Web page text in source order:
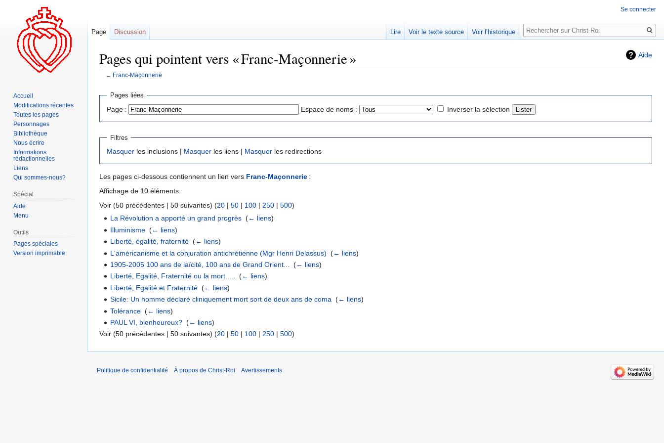
Aide
Pages qui pointent vers « Franc-Maçonnerie »
← Franc-Maçonnerie
Aller
navigation
Aller
recherche
Pages liées
Page : Espace de noms : Inverser la sélection
Filtres
Masquer les inclusions | Masquer les liens | Masquer les redirections
Les pages ci-dessous contiennent un lien vers Franc-Maçonnerie :
Affichage de 10 éléments.
Voir (50 précédentes | 50 suivantes) (20 | 50 | 100 | 250 | 500)
La Révolution a apporté un grand progrès ‎(← liens)
Illuminisme ‎(← liens)
Liberté, égalité, fraternité ‎(← liens)
L'américanisme et la conjuration antichrétienne (Mgr Henri Delassus) ‎(← liens)
1905-2005 100 ans de laïcité, 100 ans de Grand Orient...
‎(← liens)
Liberté, Egalité, Fraternité ou la mort..... ‎(← liens)
Liberté, Egalité et Fraternité ‎(← liens)
Sicile: Un homme déclaré cliniquement mort sort de deux ans de coma ‎(← liens)
Tolérance ‎(← liens)
PAUL VI, bienheureux? ‎(← liens)
Voir (50 précédentes | 50 suivantes) (20 | 50 | 100 | 250 | 500)
Se connecter
Page Discussion Lire Voir le texte source Voir l’historique
Rechercher
Accueil
Modifications récentes
Toutes les pages
Personnages
Bibliothèque
Nous écrire
Informations
rédactionnelles
Liens
Qui sommes-nous?
Spécial
Aide
Menu
Outils
Pages spéciales
Version imprimable
Politique de confidentialité À propos de Christ-Roi Avertissements